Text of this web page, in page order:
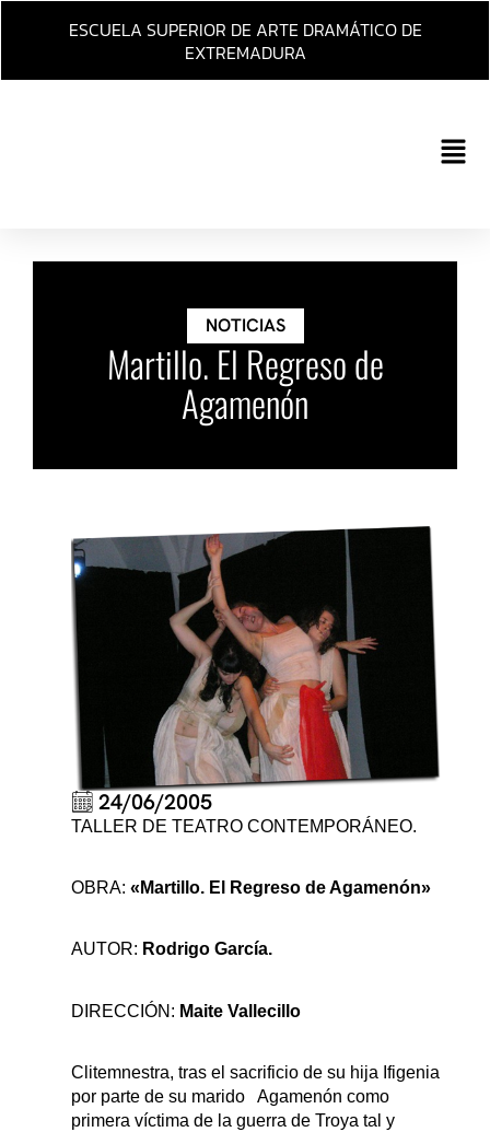
Ir
ESCUELA SUPERIOR DE ARTE DRAMÁTICO DE
EXTREMADURA
Main
NOTICIAS
Martillo. El Regreso de
Agamenón
24/06/2005
TALLER DE TEATRO CONTEMPORÁNEO.
OBRA:«Martillo. El Regreso de Agamenón»
AUTOR: Rodrigo García.
DIRECCIÓN: Maite Vallecillo
Clitemnestra, tras el sacrificio de su hija Ifigenia
por parte de su marido Agamenón como
primera víctima de la guerra de Troya tal y